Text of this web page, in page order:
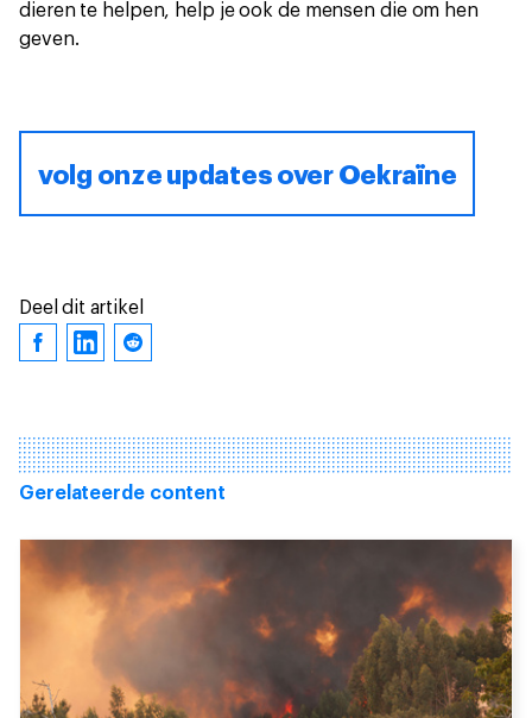
dieren te helpen, help je ook de mensen die om hen
geven.
volg onze updates over Oekraïne
Deel dit artikel
Gerelateerde content